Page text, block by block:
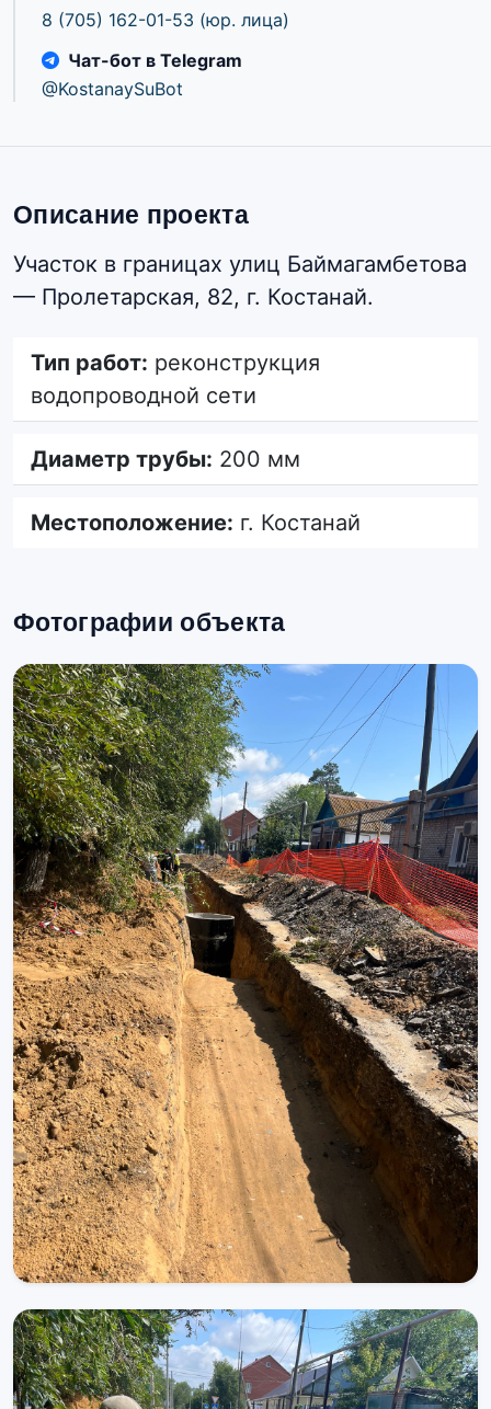
8 (705) 162-01-53 (юр. лица)
Чат-бот в Telegram
@KostanaySuBot
Описание проекта
Участок в границах улиц Баймагамбетова
— Пролетарская, 82, г. Костанай.
Тип работ: реконструкция
водопроводной сети
Диаметр трубы: 200 мм
Местоположение: г. Костанай
Фотографии объекта